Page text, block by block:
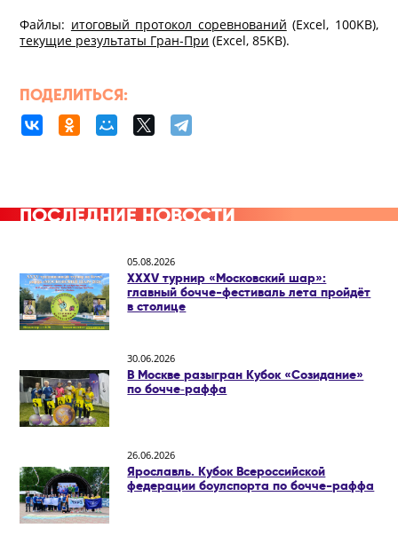
Файлы: итоговый протокол соревнований (Excel, 100KB),
текущие результаты Гран-При (Excel, 85KB).
ПОДЕЛИТЬСЯ:
ПОСЛЕДНИЕ НОВОСТИ
05.08.2026
XXXV турнир «Московский шар»:
главный бочче-фестиваль лета пройдёт
в столице
30.06.2026
В Москве разыгран Кубок «Созидание»
по бочче‑раффа
26.06.2026
Ярославль. Кубок Всероссийской
федерации боулспорта по бочче-раффа